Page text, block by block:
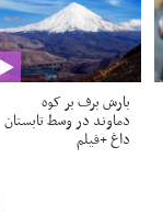
بارش برف بر کوه
دماوند در وسط تابستان
داغ +فیلم